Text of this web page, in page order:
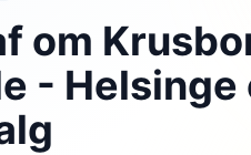
om
- Helsinge